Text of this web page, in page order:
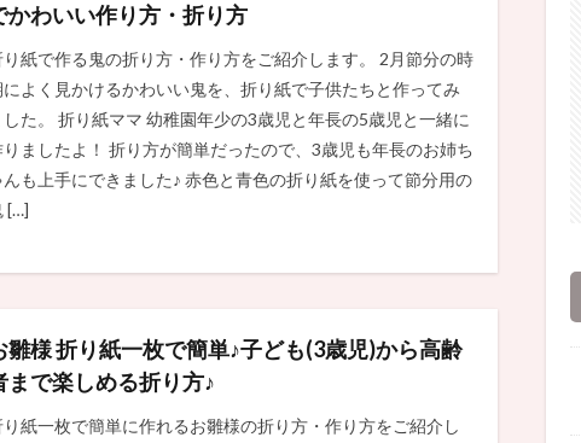
かわいい作り方・折り方
り紙で作る鬼の折り方・作り方をご紹介します。 2月節分の時
によく見かけるかわいい鬼を、折り紙で子供たちと作ってみ
した。 折り紙ママ 幼稚園年少の3歳児と年長の5歳児と一緒に
りましたよ！ 折り方が簡単だったので、3歳児も年長のお姉ち
んも上手にできました♪ 赤色と青色の折り紙を使って節分用の
[…]
雛様 折り紙一枚で簡単♪子ども(3歳児)から高齢
まで楽しめる折り方♪
り紙一枚で簡単に作れるお雛様の折り方・作り方をご紹介し